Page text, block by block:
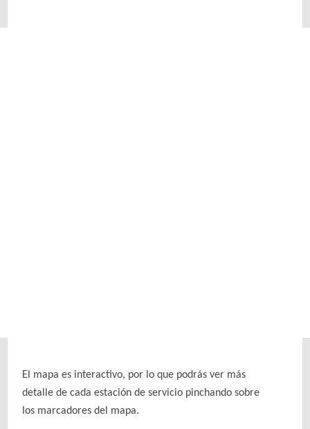
El mapa es interactivo, por lo que podrás ver más
detalle de cada estación de servicio pinchando sobre
los marcadores del mapa.